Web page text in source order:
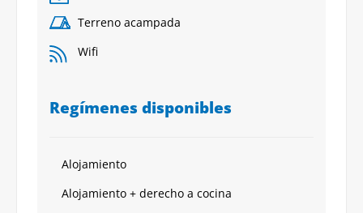
Terreno acampada
Wifi
Regímenes disponibles
Alojamiento
Alojamiento + derecho a cocina